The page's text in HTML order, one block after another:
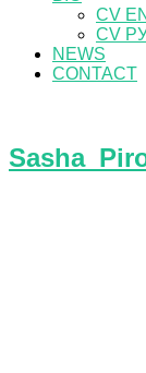
CV
CV
NEWS
CONTACT